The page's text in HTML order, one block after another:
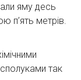
яму десь
п’ять метрів.
так